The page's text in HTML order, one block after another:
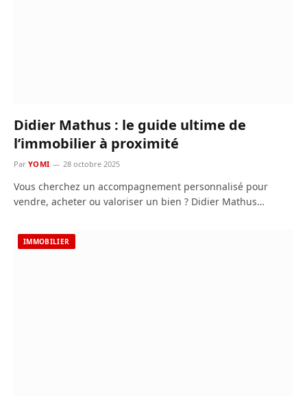
Didier Mathus : le guide ultime de
l’immobilier à proximité
Par YOMI 28 octobre 2025
Vous cherchez un accompagnement personnalisé pour
vendre, acheter ou valoriser un bien ? Didier Mathus…
IMMOBILIER